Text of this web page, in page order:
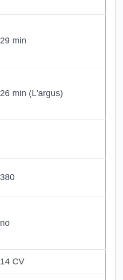
29 min
26 min (L'argus)
380
no
14 CV